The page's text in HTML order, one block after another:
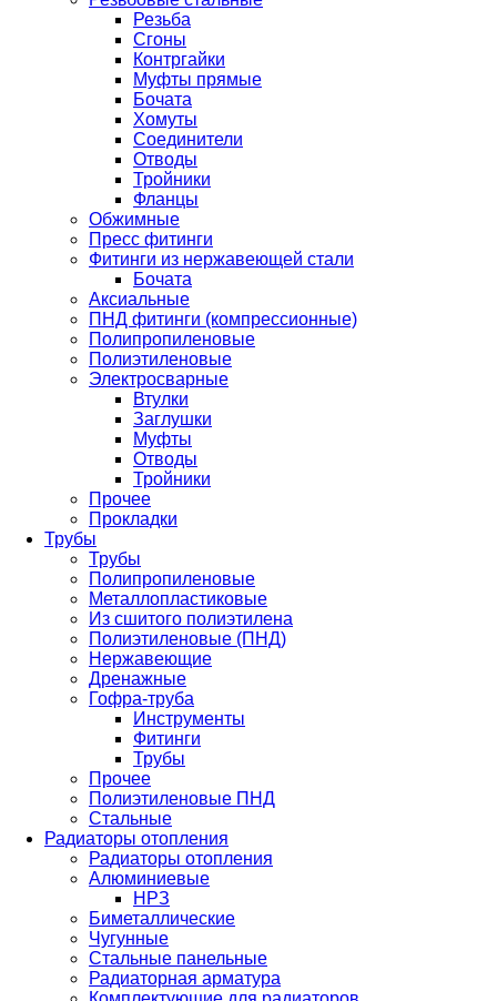
Резьба
Сгоны
Контргайки
Муфты прямые
Бочата
Хомуты
Соединители
Отводы
Тройники
Фланцы
Обжимные
Пресс фитинги
Фитинги из нержавеющей стали
Бочата
Аксиальные
ПНД фитинги (компрессионные)
Полипропиленовые
Полиэтиленовые
Электросварные
Втулки
Заглушки
Муфты
Отводы
Тройники
Прочее
Прокладки
Трубы
Трубы
Полипропиленовые
Металлопластиковые
Из сшитого полиэтилена
Полиэтиленовые (ПНД)
Нержавеющие
Дренажные
Гофра-труба
Инструменты
Фитинги
Трубы
Прочее
Полиэтиленовые ПНД
Стальные
Радиаторы отопления
Радиаторы отопления
Алюминиевые
НРЗ
Биметаллические
Чугунные
Стальные панельные
Радиаторная арматура